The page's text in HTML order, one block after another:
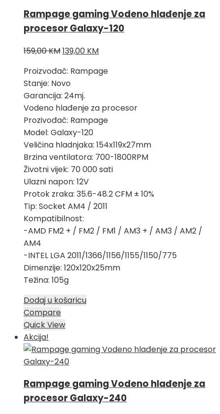
Rampage gaming Vodeno hlađenje za
procesor Galaxy-120
159,00KMIzvorna
bila
je:
159,00 KM.
139,00 KMTrenutna
je:
Proizvođač: Rampage
Stanje: Novo
Garancija: 24mj.
Vodeno hlađenje za procesor
Prozivođač: Rampage
Model: Galaxy-120
Veličina hladnjaka: 154x119x27mm
Brzina ventilatora: 700-1800RPM
Životni vijek: 70 000 sati
Ulazni napon: 12V
Protok zraka: 35.6-48.2 CFM ± 10%
Tip: Socket AM4 / 2011
Kompatibilnost:
-AMD FM2 + / FM2 / FM1 / AM3 + / AM3 / AM2 /
AM4
-INTEL LGA 2011/1366/1156/1155/1150/775
Dimenzije: 120x120x25mm
Težina: 105g
Dodaj u košaricu
Compare
Quick View
Akcija!
Rampage gaming Vodeno hlađenje za
procesor Galaxy-240